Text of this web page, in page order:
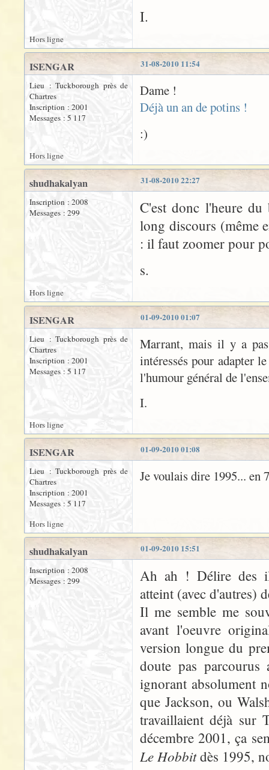
I.
Hors ligne
31-08-2010 11:54
ISENGAR
Lieu : Tuckborough près de
Chartres
Inscription : 2001
Messages : 5 117
Dame !
Déjà un an de potins !
:)
Hors ligne
31-08-2010 22:27
shudhakalyan
Inscription : 2008
Messages : 299
C'est donc l'heure
long discours (même
: il faut zoomer pour
s.
Hors ligne
01-09-2010 01:07
ISENGAR
Lieu : Tuckborough près de
Chartres
Inscription : 2001
Messages : 5 117
Marrant, mais il y a pas
intéressés pour adapter
l'humour général de
I.
Hors ligne
01-09-2010 01:08
ISENGAR
Lieu : Tuckborough près de
Chartres
Inscription : 2001
Messages : 5 117
Je voulais dire 1995... en
Hors ligne
01-09-2010 15:51
shudhakalyan
Inscription : 2008
Messages : 299
Ah ah ! Délire des
atteint (avec d'autres)
Il me semble me
avant l'oeuvre
version longue du
doute pas
ignorant absolument
que Jackson, ou
travaillaient déjà sur
décembre 2001, ça
Le Hobbitdès 1995,